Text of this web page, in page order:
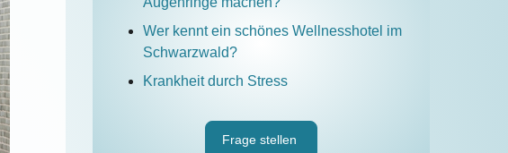
Wer kennt ein schönes Wellnesshotel im
Schwarzwald?
Krankheit durch Stress
Frage stellen